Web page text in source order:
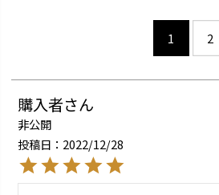
1 2
購入者
非公開
投稿日
2022/12/28